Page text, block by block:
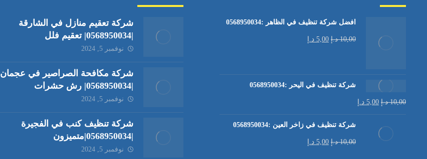
افضل شركة تنظيف في الظاهر :0568950034
10,00 د.إ 5,00 د.إ
شركة تنظيف في اليحر :0568950034
10,00 د.إ 5,00 د.إ
شركة تنظيف في زاخر العين :0568950034
10,00 د.إ 5,00 د.إ
شركة تعقيم منازل في الشارقة
|0568950034| تعقيم فلل
نوفمبر 5, 2024
شركة مكافحة الصراصير في عجمان
|0568950034| رش حشرات
نوفمبر 5, 2024
شركة تنظيف كنب في الفجيرة
|0568950034|متميزون
نوفمبر 5, 2024